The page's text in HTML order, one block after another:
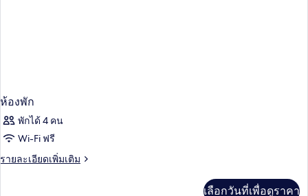
ห้องพัก
พักได้ 4 คน
Wi-Fi ฟรี
รายละเอียดเพิ่มเติม
ราย
เลือกวันที่เพื่อดูราคา